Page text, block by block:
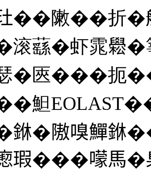
敶��折
�滚蘨�虾雿
�匧���扼
䱇
�隞嗅鱓銝
瑕���𡁏馬